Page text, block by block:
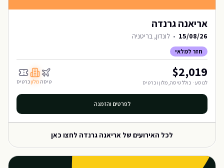
אריאנה גרנדה
15/08/26
• לונדון, בריטניה
חזר למלאי
$2,019
לנוסע · כולל טיסה, מלון וכרטיס טיסה מלוןכרטיס
לפרטים והזמנה
לכל האירועים של אריאנה גרנדה לחצו כאן